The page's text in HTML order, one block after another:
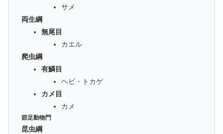
サメ
両生綱
無尾目
カエル
爬虫綱
有鱗目
ヘビ・トカゲ
カメ目
カメ
節足動物門
昆虫綱